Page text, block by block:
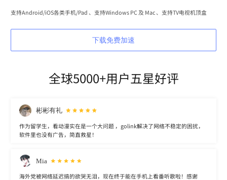
支持Android/iOS各类手机/Pad 、支持Windows PC 及 Mac 、支持TV电视机顶盒
下载免费加速
全球5000+用户五星好评
彬彬有礼
作为留学生，看动漫实在是一个大问题 ，golink解决了网络不稳定的困扰，
软件里也没有广告，简直救星！
Mia
海外党被网络延迟搞的欲哭无泪，现在终于能在手机上看番听歌啦！感谢